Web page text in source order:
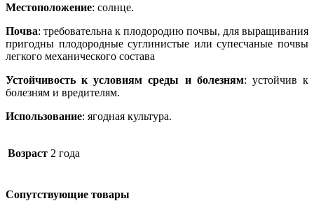
Местоположение: солнце.
Почва: требовательна к плодородию почвы, для выращивания
пригодны плодородные суглинистые или супесчаные почвы
легкого механического состава
Устойчивость к условиям среды и болезням: устойчив к
болезням и вредителям.
Использование: ягодная культура.
Возраст 2 года
Сопутствующие товары